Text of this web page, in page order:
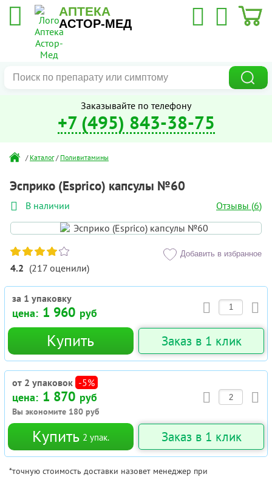
АПТЕКА
АСТОР-МЕД
Заказывайте по телефону
+7 (495) 843-38-75
/ Каталог / Поливитамины
Эсприко (Esprico) капсулы №60
В наличии Отзывы (6)
4.2 (217 оценили)
Добавить в избранное
за 1 упаковку
цена: 1 960 руб
Купить Заказ в 1 клик
от 2 упаковок -5%
цена: 1 870 руб
Вы экономите 180 руб
Купить 2 упак. Заказ в 1 клик
*точную стоимость доставки назовет менеджер при